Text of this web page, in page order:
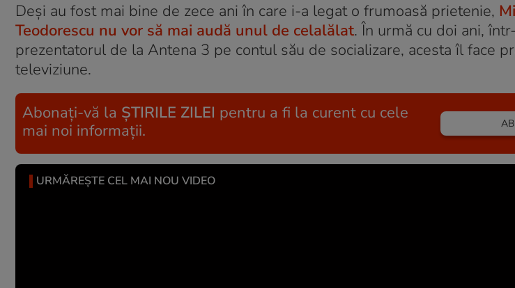
Deşi au fost mai bine de zece ani în care i-a legat o frumoasă prietenie,
Teodorescu nu vor să mai audă unul de celalălat. În urmă cu doi ani,
prezentatorul de la Antena 3 pe contul său de socializare, acesta îl face
televiziune.
Abonați-vă la ȘTIRILE ZILEI pentru a fi la curent cu cele
mai noi informații.
URMĂREȘTE CEL MAI NOU VIDEO